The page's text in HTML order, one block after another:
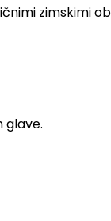
zimskimi
glave.